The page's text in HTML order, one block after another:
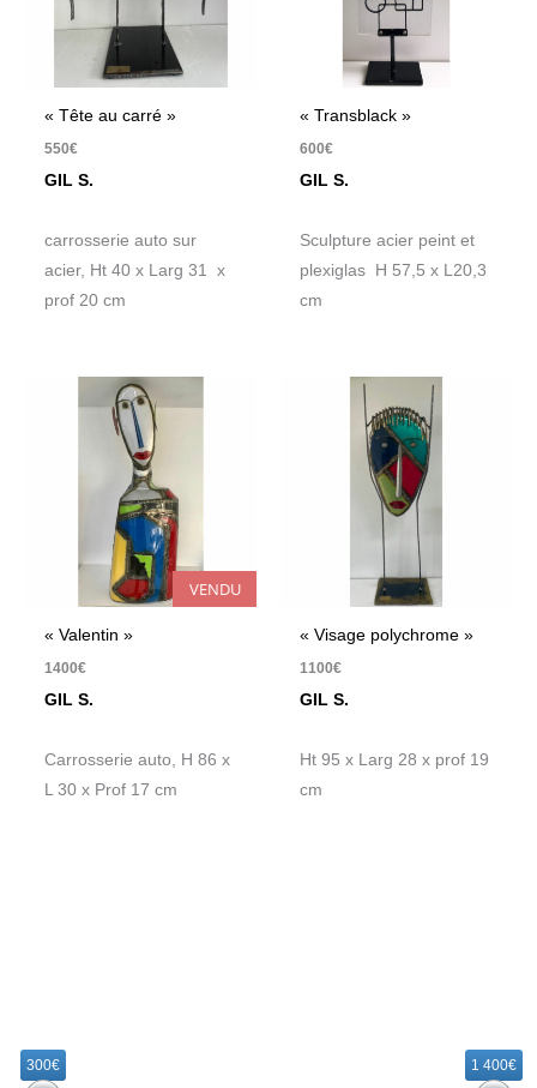
« Tête au carré »
550€
GIL S.
carrosserie auto sur
acier, Ht 40 x Larg 31 x
prof 20 cm
« Transblack »
600€
GIL S.
Sculpture acier peint et
plexiglas H 57,5 x L20,3
cm
VENDU
« Valentin »
1400€
GIL S.
Carrosserie auto, H 86 x
L 30 x Prof 17 cm
« Visage polychrome »
1100€
GIL S.
Ht 95 x Larg 28 x prof 19
cm
300€ 1 400€
c